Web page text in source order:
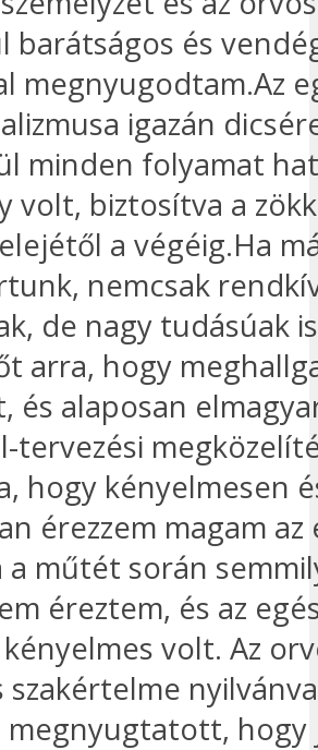
barátságos és
megnyugodtam.Az
igazán
minden folyamat
volt, biztosítva a
a végéig.Ha
nemcsak
de nagy tudásúak
arra, hogy
és alaposan
tervezési
hogy kényelmesen
érezzem magam az
a műtét során
éreztem, és az
volt. Az
szakértelme
megnyugtatott, hogy